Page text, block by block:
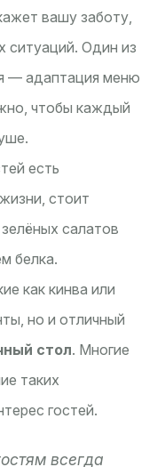
вашу заботу,
ситуаций. Один из
— адаптация меню
чтобы каждый
есть
стоит
салатов
белка.
как кинва или
но и отличный
стол. Многие
таких
гостей.
всегда